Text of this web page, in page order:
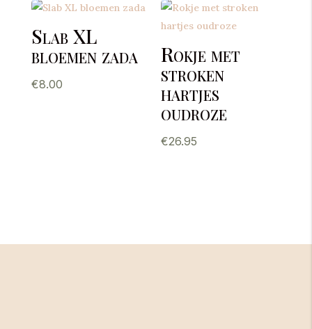
Slab XL
bloemen zada
€8.00
Rokje met
stroken
hartjes
oudroze
€26.95